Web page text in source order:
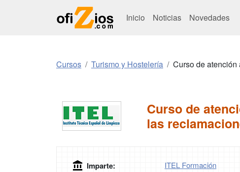
Inicio Noticias Novedades
Cursos Turismo y Hostelería Curso de
Curso de
las
Imparte: ITEL Formación